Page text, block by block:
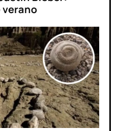
verano